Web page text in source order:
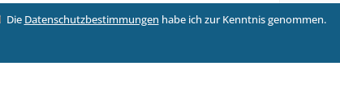
Die Datenschutzbestimmungen habe ich zur Kenntnis genommen.